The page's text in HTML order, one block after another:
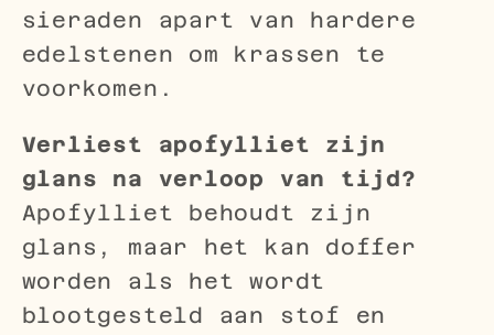
sieraden apart van hardere
edelstenen om krassen te
voorkomen.
Verliest apofylliet zijn
glans na verloop van tijd?
Apofylliet behoudt zijn
glans, maar het kan doffer
worden als het wordt
blootgesteld aan stof en